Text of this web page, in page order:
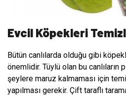
Evcil Köpekleri
Bütün canlılarda olduğu gibi
önemlidir. Tüylü olan bu
şeylere maruz kalmaması için
yapılması gerekir. Çift taraflı